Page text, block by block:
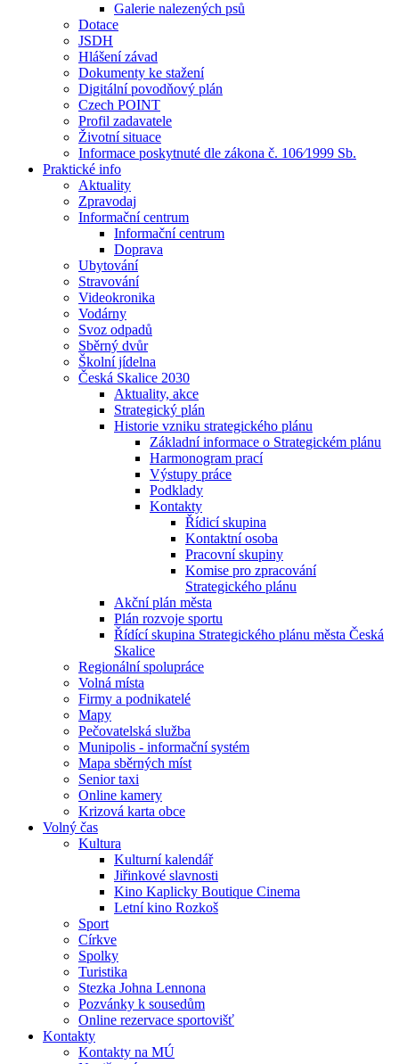
Galerie nalezených psů
Dotace
JSDH
Hlášení závad
Dokumenty ke stažení
Digitální povodňový plán
Czech POINT
Profil zadavatele
Životní situace
Informace poskytnuté dle zákona č. 106⁄1999 Sb.
Praktické info
Aktuality
Zpravodaj
Informační centrum
Informační centrum
Doprava
Ubytování
Stravování
Videokronika
Vodárny
Svoz odpadů
Sběrný dvůr
Školní jídelna
Česká Skalice 2030
Aktuality, akce
Strategický plán
Historie vzniku strategického plánu
Základní informace o Strategickém plánu
Harmonogram prací
Výstupy práce
Podklady
Kontakty
Řídicí skupina
Kontaktní osoba
Pracovní skupiny
Komise pro zpracování
Strategického plánu
Akční plán města
Plán rozvoje sportu
Řídící skupina Strategického plánu města Česká
Skalice
Regionální spolupráce
Volná místa
Firmy a podnikatelé
Mapy
Pečovatelská služba
Munipolis - informační systém
Mapa sběrných míst
Senior taxi
Online kamery
Krizová karta obce
Volný čas
Kultura
Kulturní kalendář
Jiřinkové slavnosti
Kino Kaplicky Boutique Cinema
Letní kino Rozkoš
Sport
Církve
Spolky
Turistika
Stezka Johna Lennona
Pozvánky k sousedům
Online rezervace sportovišť
Kontakty
Kontakty na MÚ